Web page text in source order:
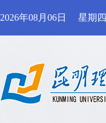
2026年08月06日 星期四